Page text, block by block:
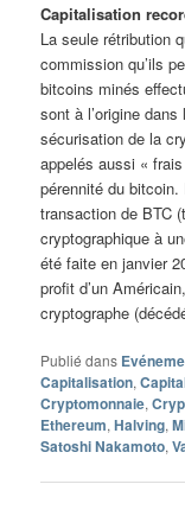
Capitalisation
La seule rétribution
commission qu’ils
bitcoins minés
sont à l’origine
sécurisation de la
appelés aussi «
pérennité du
transaction de BTC
cryptographique à
été faite en janvier
profit d’un
cryptographe
Publié dans
Capitalisation,
Cryptomonnaie,
Ethereum,Halving,
Satoshi Nakamoto,